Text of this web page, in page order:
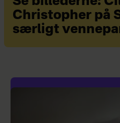
Christopher på
særligt